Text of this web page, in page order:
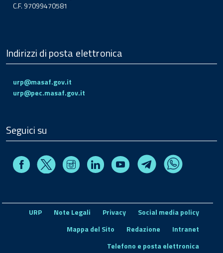
C.F. 97099470581
Indirizzi di posta elettronica
urp@masaf.gov.it
urp@pec.masaf.gov.it
Seguici su
FacebookX InstagramLinkedin Youtube TelegramWhatsapp
URP Note Legali Privacy
Social media policy
Mappa del Sito
Redazione
Intranet
Telefono e posta elettronica